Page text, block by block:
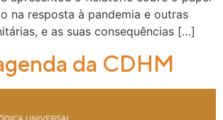
na resposta à pandemia e outras
e as suas consequências […]
da CDHM